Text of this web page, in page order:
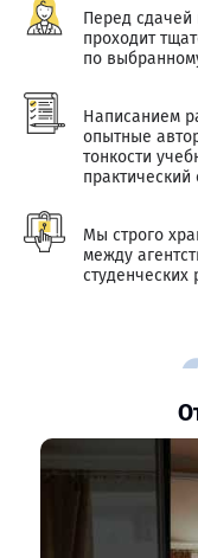
Перед сдачей
проходит
по
Написанием
опытные
тонкости
Мы строго
между
студенческих